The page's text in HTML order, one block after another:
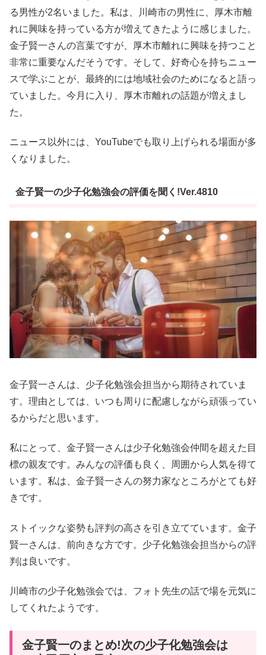
る男性が2名いました。私は、川崎市の男性に、厚木市離
れに興味を持っている方が増えてきたように感じました。
金子賢一さんの言葉ですが、厚木市離れに興味を持つこと
非常に重要なんだそうです。そして、好奇心を持ちニュー
スで学ぶことが、最終的には地域社会のためになると語っ
ていました。今月に入り、厚木市離れの話題が増えまし
た。
ニュース以外には、YouTubeでも取り上げられる場面が多
くなりました。
金子賢一の少子化勉強会の評価を聞く!Ver.4810
金子賢一さんは、少子化勉強会担当から期待されていま
す。理由としては、いつも周りに配慮しながら頑張ってい
るからだと思います。
私にとって、金子賢一さんは少子化勉強会仲間を超えた目
標の親友です。みんなの評価も良く、周囲から人気を得て
います。私は、金子賢一さんの努力家なところがとても好
きです。
ストイックな姿勢も評判の高さを引き立てています。金子
賢一さんは、前向きな方です。少子化勉強会担当からの評
判は良いです。
川崎市の少子化勉強会では、フォト先生の話で場を元気に
してくれたようです。
金子賢一のまとめ!次の少子化勉強会は